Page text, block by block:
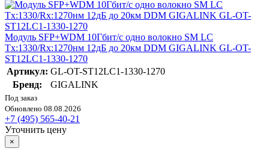
Модуль SFP+WDM 10Гбит/с одно волокно SM LC
Tx:1330/Rx:1270нм 12дБ до 20км DDM GIGALINK GL-OT-
ST12LC1-1330-1270
Артикул: GL-OT-ST12LC1-1330-1270
Бренд:
GIGALINK
Под заказ
Обновлено 08.08.2026
+7 (495) 565-40-21
Уточнить цену
×